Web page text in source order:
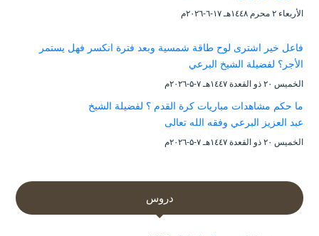
الأربعاء ۲ محرم ۱٤٤۸هـ ۱۷-٦-۲۰۲٦م
فاعل خير اشترى لوح طاقة شمسية وبعد فترة انكسر فهل يستمر
الأجر؟ لفضيلة الشيخ البرعي
الخميس ۲۰ ذو القعدة ۱٤٤۷هـ ۷-۵-۲۰۲٦م
ما حكم مشاهدات مباريات كرة القدم ؟ لفضيلة الشيخ
عبد العزيز البرعي وفقه الله تعالى
الخميس ۲۰ ذو القعدة ۱٤٤۷هـ ۷-۵-۲۰۲٦م
دروس